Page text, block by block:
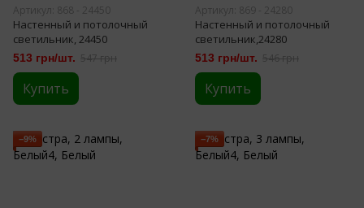
Артикул: 868 - 24450
Настенный и потолочный
светильник, 24450
513 грн/шт. 547 грн
Купить
Артикул: 869 - 24280
Настенный и потолочный
светильник,24280
513 грн/шт. 546 грн
Купить
−9% −7%